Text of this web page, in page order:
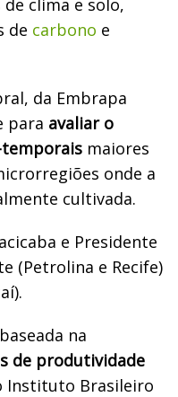
clima e solo,
de carbono e
da Embrapa
para avaliar o
temporais maiores
onde a
cultivada.
e Presidente
(Petrolina e Recife)
na
de produtividade
Instituto Brasileiro